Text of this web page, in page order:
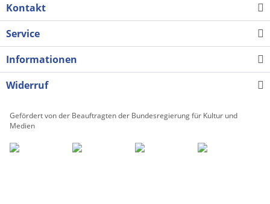
Kontakt
Service
Informationen
Widerruf
Gefördert von der Beauftragten der Bundesregierung für Kultur und
Medien